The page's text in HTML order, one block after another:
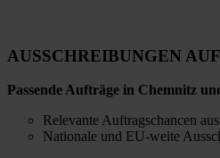
AUSSCHREIBUNGEN
Passende Aufträge in Chemnitz
Relevante Auftragschancen
Nationale und EU-weite